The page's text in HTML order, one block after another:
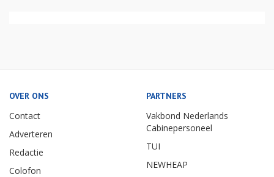
OVER ONS
Contact
Adverteren
Redactie
Colofon
PARTNERS
Vakbond Nederlands
Cabinepersoneel
TUI
NEWHEAP